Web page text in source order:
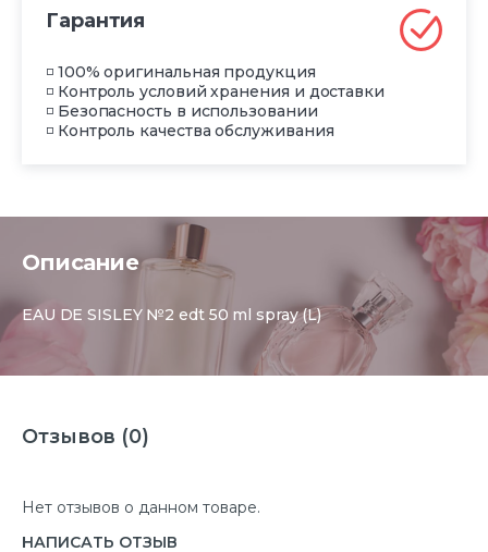
Гарантия
◽ 100% оригинальная продукция
◽ Контроль условий хранения и доставки
◽ Безопасность в использовании
◽ Контроль качества обслуживания
Описание
EAU DE SISLEY №2 edt 50 ml spray (L)
Отзывов (0)
Нет отзывов о данном товаре.
НАПИСАТЬ ОТЗЫВ